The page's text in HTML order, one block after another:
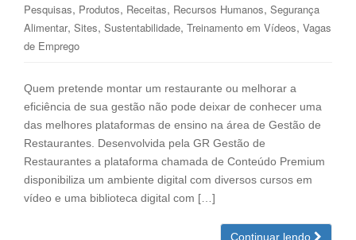
Pesquisas, Produtos, Receitas, Recursos Humanos, Segurança
Alimentar, Sites, Sustentabilidade, Treinamento em Vídeos, Vagas
de Emprego
Quem pretende montar um restaurante ou melhorar a
eficiência de sua gestão não pode deixar de conhecer uma
das melhores plataformas de ensino na área de Gestão de
Restaurantes. Desenvolvida pela GR Gestão de
Restaurantes a plataforma chamada de Conteúdo Premium
disponibiliza um ambiente digital com diversos cursos em
vídeo e uma biblioteca digital com […]
Continuar lendo